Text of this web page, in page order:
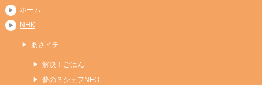
ホーム
NHK
あさイチ
解決！ごはん
夢の３シェフNEO